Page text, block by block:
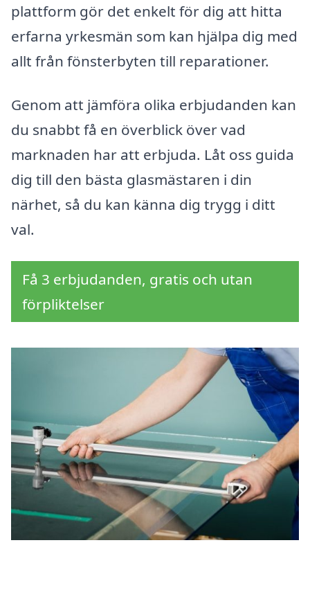
plattform gör det enkelt för dig att hitta
erfarna yrkesmän som kan hjälpa dig med
allt från fönsterbyten till reparationer.
Genom att jämföra olika erbjudanden kan
du snabbt få en överblick över vad
marknaden har att erbjuda. Låt oss guida
dig till den bästa glasmästaren i din
närhet, så du kan känna dig trygg i ditt
val.
Få 3 erbjudanden, gratis och utan
förpliktelser